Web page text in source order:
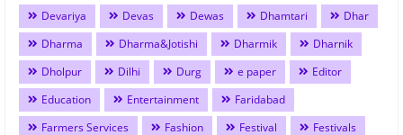
Devariya
Devas Dewas Dhamtari
Dhar
Dharma
Dharma&Jotishi Dharmik
Dharnik
Dholpur
Dilhi Durg e paper
Editor
Education
Entertainment
Faridabad
Farmers Services
Fashion Festival
Festivals